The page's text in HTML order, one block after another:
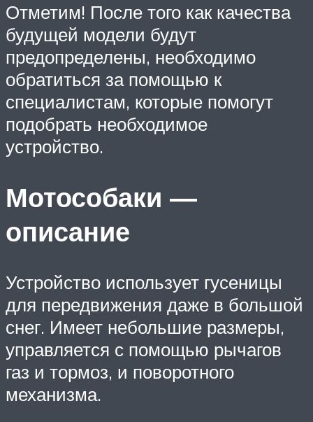
Отметим! После того как качества
будущей модели будут
предопределены, необходимо
обратиться за помощью к
специалистам, которые помогут
подобрать необходимое
устройство.
Мотособаки —
описание
Устройство использует гусеницы
для передвижения даже в большой
снег. Имеет небольшие размеры,
управляется с помощью рычагов
газ и тормоз, и поворотного
механизма.